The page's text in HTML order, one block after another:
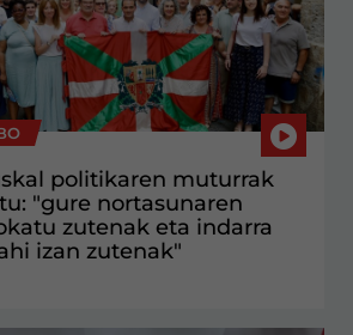
politikaren muturrak
"gure nortasunaren
zutenak eta indarra
izan zutenak"